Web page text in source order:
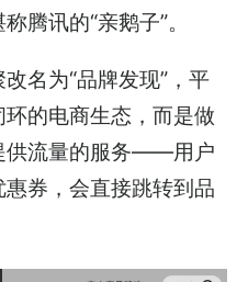
腾讯的“亲鹅子”。
名为“品牌发现”，平
的电商生态，而是做
供流量的服务——用户
券，会直接跳转到品